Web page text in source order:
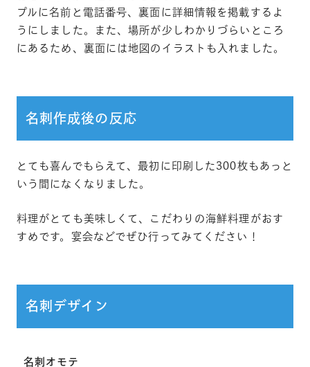
プルに名前と電話番号、裏面に詳細情報を掲載するよ
うにしました。また、場所が少しわかりづらいところ
にあるため、裏面には地図のイラストも入れました。
名刺作成後の反応
とても喜んでもらえて、最初に印刷した300枚もあっと
いう間になくなりました。
料理がとても美味しくて、こだわりの海鮮料理がおす
すめです。宴会などでぜひ行ってみてください！
名刺デザイン
名刺オモテ